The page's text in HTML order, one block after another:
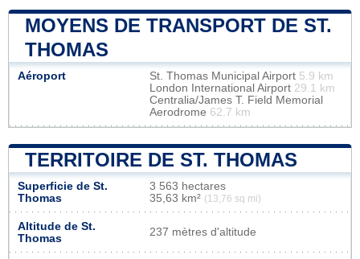
MOYENS DE TRANSPORT DE ST.
THOMAS
Aéroport St. Thomas Municipal Airport 5.9 km
London International Airport 29.1 km
Centralia/James T. Field Memorial
Aerodrome 62.7 km
TERRITOIRE DE ST. THOMAS
Superficie de St.
Thomas
3 563 hectares
35,63 km² (13,76 sq mi)
Altitude de St.
Thomas
237 mètres d'altitude